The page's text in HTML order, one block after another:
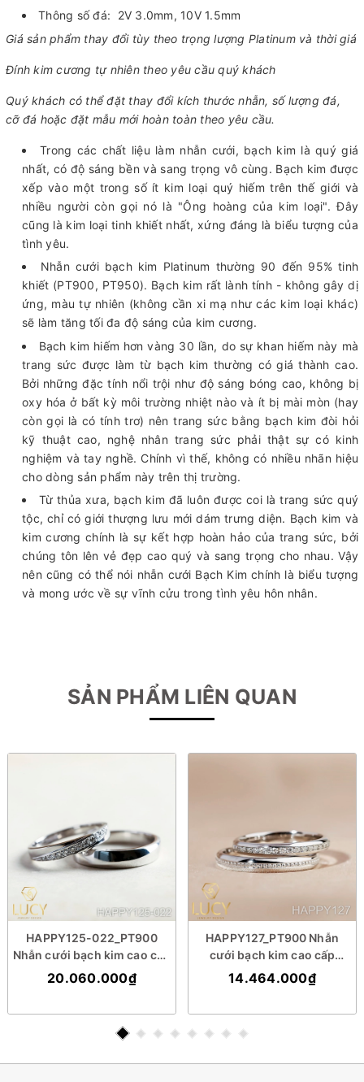
Thông số đá: 2V 3.0mm, 10V 1.5mm
Giá sản phẩm thay đổi tùy theo trọng lượng Platinum và thời giá
Đính kim cương tự nhiên theo yêu cầu quý khách
Quý khách có thể đặt thay đổi kích thước nhẫn, số lượng đá,
cỡ đá hoặc đặt mẫu mới hoàn toàn theo yêu cầu.
Trong các chất liệu làm nhẫn cưới, bạch kim là quý giá
nhất, có độ sáng bền và sang trọng vô cùng. Bạch kim được
xếp vào một trong số ít kim loại quý hiếm trên thế giới và
nhiều người còn gọi nó là "Ông hoàng của kim loại". Đây
cũng là kim loại tinh khiết nhất, xứng đáng là biểu tượng của
tình yêu.
Nhẫn cưới bạch kim Platinum thường 90 đến 95% tinh
khiết (PT900, PT950). Bạch kim rất lành tính - không gây dị
ứng, màu tự nhiên (không cần xi mạ như các kim loại khác)
sẽ làm tăng tối đa độ sáng của kim cương.
Bạch kim hiếm hơn vàng 30 lần, do sự khan hiếm này mà
trang sức được làm từ bạch kim thường có giá thành cao.
Bởi những đặc tính nổi trội như độ sáng bóng cao, không bị
oxy hóa ở bất kỳ môi trường nhiệt nào và ít bị mài mòn (hay
còn gọi là có tính trơ) nên trang sức bằng bạch kim đòi hỏi
kỹ thuật cao, nghệ nhân trang sức phải thật sự có kinh
nghiệm và tay nghề. Chính vì thế, không có nhiều nhãn hiệu
cho dòng sản phẩm này trên thị trường.
Từ thủa xưa, bạch kim đã luôn được coi là trang sức quý
tộc, chỉ có giới thượng lưu mới dám trưng diện. Bạch kim và
kim cương chính là sự kết hợp hoàn hảo của trang sức, bởi
chúng tôn lên vẻ đẹp cao quý và sang trọng cho nhau. Vậy
nên cũng có thể nói nhẫn cưới Bạch Kim chính là biểu tượng
và mong ước về sự vĩnh cửu trong tình yêu hôn nhân.
SẢN PHẨM LIÊN QUAN
HAPPY125-022_PT900
Nhẫn cưới bạch kim cao cấp
Platinum 90% PT900
20.060.000₫
HAPPY127_PT900 Nhẫn
cưới bạch kim cao cấp
Platinum 90% PT900
14.464.000₫